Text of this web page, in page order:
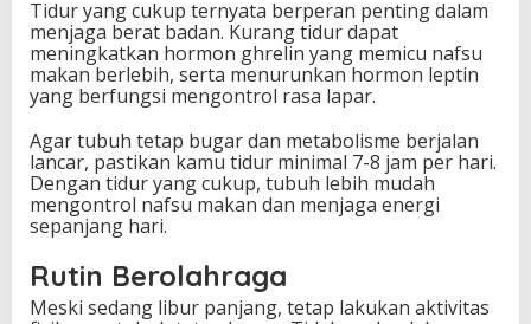
Tidur yang cukup ternyata berperan penting dalam
menjaga berat badan. Kurang tidur dapat
meningkatkan hormon ghrelin yang memicu nafsu
makan berlebih, serta menurunkan hormon leptin
yang berfungsi mengontrol rasa lapar.
Agar tubuh tetap bugar dan metabolisme berjalan
lancar, pastikan kamu tidur minimal 7-8 jam per hari.
Dengan tidur yang cukup, tubuh lebih mudah
mengontrol nafsu makan dan menjaga energi
sepanjang hari.
Rutin Berolahraga
Meski sedang libur panjang, tetap lakukan aktivitas